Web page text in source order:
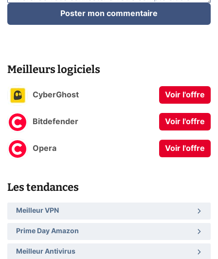
Poster mon commentaire
Meilleurs logiciels
CyberGhost Voir l'offre
Bitdefender Voir l'offre
Opera Voir l'offre
Les tendances
Meilleur VPN
Prime Day Amazon
Meilleur Antivirus